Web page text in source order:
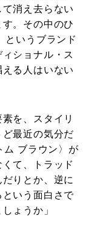
消え去らない
。その中のひ
というブランド
ショナル・ス
る人はいない
を、スタイリ
最近の気分だ
ム ブラウン〉が
て、トラッド
りとか、逆に
いう面白さで
ょうか」